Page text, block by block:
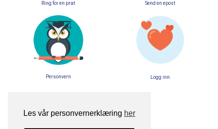
Les vår personvernerklæring her
Ring for en prat Send en epost
Personvern Logg inn